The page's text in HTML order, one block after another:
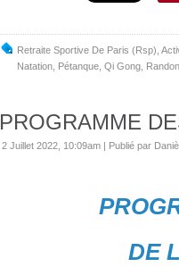
Retraite Sportive De Paris (Rsp),
Natation, Pétanque, Qi Gong,
PROGRAMME
2 Juillet 2022, 10:09am Publié par
DE